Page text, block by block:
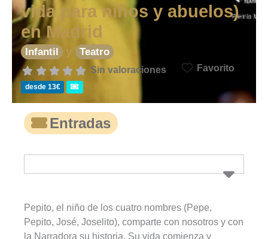
vida para niños y abuelos)
en Madrid
Infantil y Teatro
Sin valoraciones Favorito
desde 13€
Entradas
Pepito, el niño de los cuatro nombres (Pepe,
Pepito, José, Joselito), comparte con nosotros y con
la Narradora su historia. Su vida comienza y